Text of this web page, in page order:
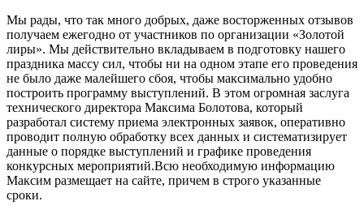
Мы рады, что так много добрых, даже восторженных отзывов
получаем ежегодно от участников по организации «Золотой
лиры». Мы действительно вкладываем в подготовку нашего
праздника массу сил, чтобы ни на одном этапе его проведения
не было даже малейшего сбоя, чтобы максимально удобно
построить программу выступлений. В этом огромная заслуга
технического директора Максима Болотова, который
разработал систему приема электронных заявок, оперативно
проводит полную обработку всех данных и систематизирует
данные о порядке выступлений и графике проведения
конкурсных мероприятий.Всю необходимую информацию
Максим размещает на сайте, причем в строго указанные
сроки.